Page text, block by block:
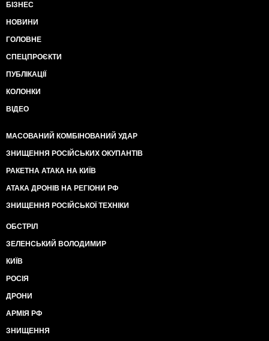
БІЗНЕС
НОВИНИ
ГОЛОВНЕ
СПЕЦПРОЄКТИ
ПУБЛІКАЦІЇ
КОЛОНКИ
ВІДЕО
МАСОВАНИЙ КОМБІНОВАНИЙ УДАР
ЗНИЩЕННЯ РОСІЙСЬКИХ ОКУПАНТІВ
РАКЕТНА АТАКА НА КИЇВ
АТАКА ДРОНІВ НА РЕГІОНИ РФ
ЗНИЩЕННЯ РОСІЙСЬКОЇ ТЕХНІКИ
ОБСТРІЛ
ЗЕЛЕНСЬКИЙ ВОЛОДИМИР
КИЇВ
РОСІЯ
ДРОНИ
АРМІЯ РФ
ЗНИЩЕННЯ